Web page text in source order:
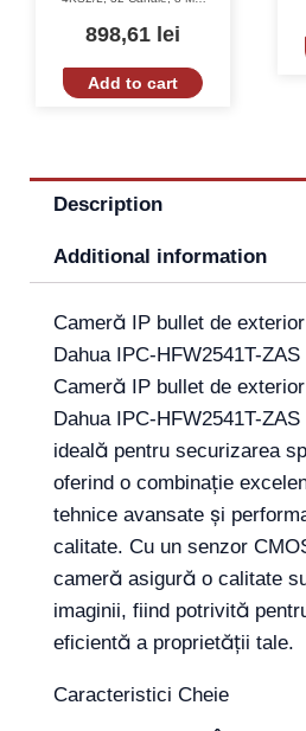
Detectie Facială, SMD
Plus
898,61 lei
Add to cart
Description
Additional information
Cameră IP bullet de
Dahua IPC-HFW2541T-ZAS
Cameră IP bullet de
Dahua IPC-HFW2541T-
ideală pentru securizarea
oferind o combinație
tehnice avansate și
calitate. Cu un senzor
cameră asigură o calitate
imaginii, fiind potrivită
eficientă a proprietății tale.
Caracteristici Cheie